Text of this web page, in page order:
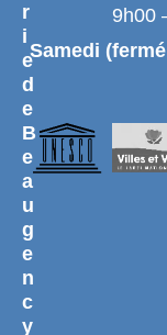
r
i
e
d
e
B
e
a
u
g
e
n
c
y
9h00
Samedi